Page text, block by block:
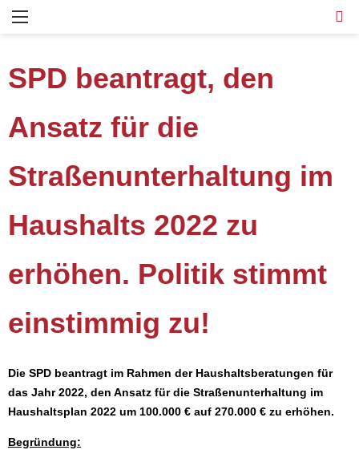
SPD beantragt, den
Ansatz für die
Straßenunterhaltung im
Haushalts 2022 zu
erhöhen. Politik stimmt
einstimmig zu!
Die SPD beantragt im Rahmen der Haushaltsberatungen für
das Jahr 2022, den Ansatz für die Straßenunterhaltung im
Haushaltsplan 2022 um 100.000 € auf 270.000 € zu erhöhen.
Begründung: